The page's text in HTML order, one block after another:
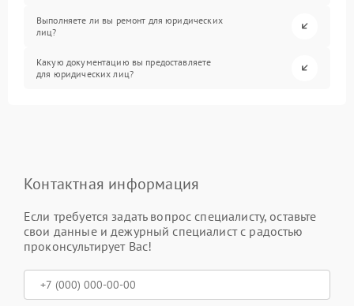
Выполняете ли вы ремонт для юридических
лиц?
Какую документацию вы предоставляете
для юридических лиц?
Контактная информация
Если требуется задать вопрос специалисту, оставьте
свои данные и дежурный специалист с радостью
проконсультирует Вас!